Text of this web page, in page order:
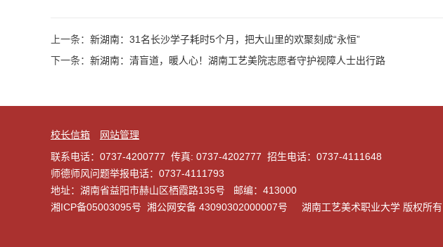
上一条： 新湖南：31名长沙学子耗时5个月，把大山里的欢聚刻成“永恒”
下一条： 新湖南：清盲道，暖人心！湖南工艺美院志愿者守护视障人士出行路
校长信箱
网站管理
联系电话：0737-4200777 传真: 0737-4202777 招生电话：0737-4111648
师德师风问题举报电话：0737-4111793
地址：湖南省益阳市赫山区栖霞路135号 邮编：413000
湘ICP备05003095号 湘公网安备 43090302000007号 湖南工艺美术职业大学 版权所有